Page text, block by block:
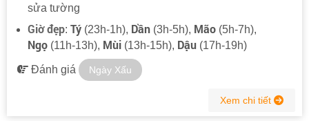
sửa tường
Giờ đẹp: Tý (23h-1h), Dần (3h-5h), Mão (5h-7h),
Ngọ (11h-13h), Mùi (13h-15h), Dậu (17h-19h)
Đánh giá Ngày Xấu
Xem chi tiết